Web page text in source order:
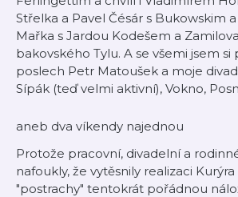
Střelka a Pavel Čésár s Bukowskim
Mařka s Jardou Kodešem a
bakovského Tylu. A se všemi jsem
poslech Petr Matoušek a moje
Sípák (teď velmi aktivní), Vokno,
aneb dva víkendy najednou
Protože pracovní, divadelní a
nafoukly, že vytěsnily realizaci
"postrachy" tentokrát pořádnou